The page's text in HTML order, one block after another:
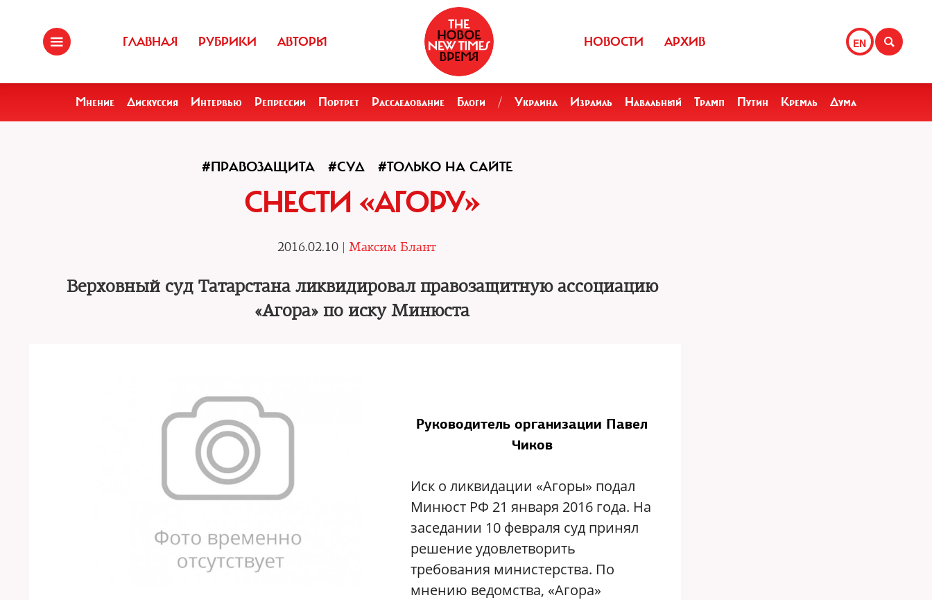
ГЛАВНАЯ РУБРИКИ АВТОРЫ EN
НОВОСТИ АРХИВ
Мнение Дискуссия Интервью Репрессии Портрет Расследование Блоги / Украина Израиль Навальный Трамп Путин Кремль Дума
#ПРАВОЗАЩИТА #СУД #ТОЛЬКО НА САЙТЕ
СНЕСТИ «АГОРУ»
2016.02.10 | Максим Блант
Верховный суд Татарстана ликвидировал правозащитную ассоциацию
«Агора» по иску Минюста
Руководитель организации Павел
Чиков
Иск о ликвидации «Агоры» подал
Минюст РФ 21 января 2016 года. На
заседании 10 февраля суд принял
решение удовлетворить
требования министерства. По
мнению ведомства, «Агора»